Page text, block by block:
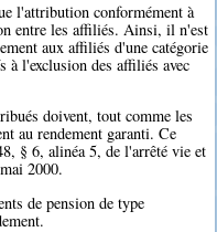
l'attribution conformément à
entre les affiliés. Ainsi, il n'est
aux affiliés d'une catégorie
à l'exclusion des affiliés avec
doivent, tout comme les
au rendement garanti. Ce
§ 6, alinéa 5, de l'arrêté vie et
2000.
de pension de type